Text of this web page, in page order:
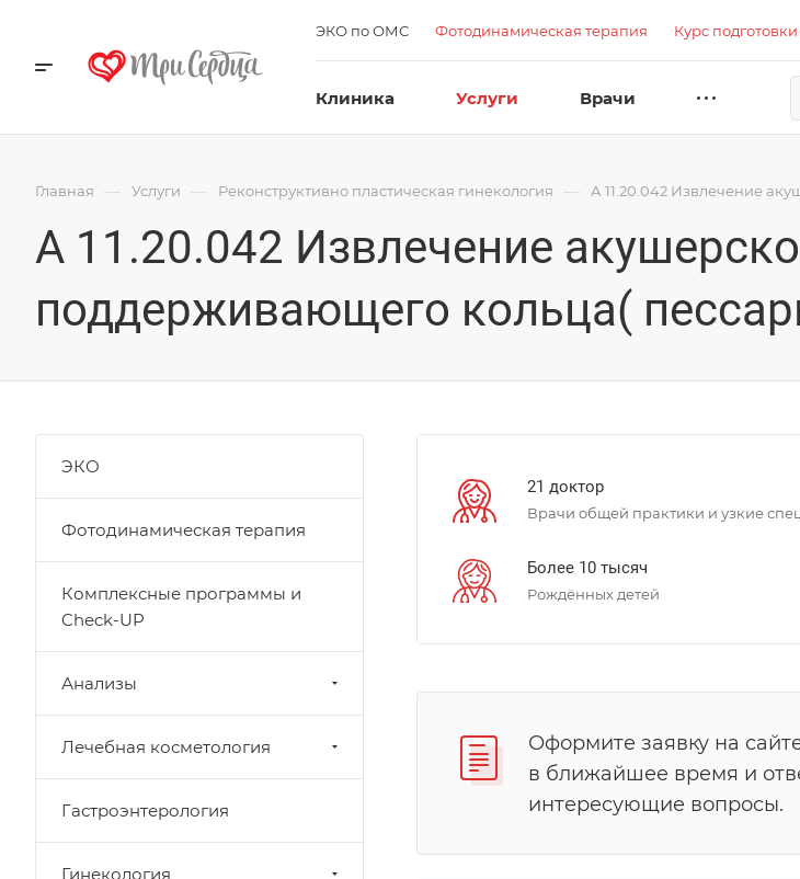
ЭКО по ОМС Фотодинамическая терапия Курс
Клиника Услуги Врачи
Главная — Услуги — Реконструктивно пластическая гинекология — А 11.20.042 Извлечение
А 11.20.042 Извлечение
поддерживающего кольца(
21 доктор
Врачи общей практики и узкие
Более 10 тысяч
Рождённых детей
Оформите заявку на
в ближайшее время и
интересующие вопросы.
ЭКО
Фотодинамическая терапия
Комплексные программы и
Check-UP
Анализы
Лечебная косметология
Гастроэнтерология
Гинекология